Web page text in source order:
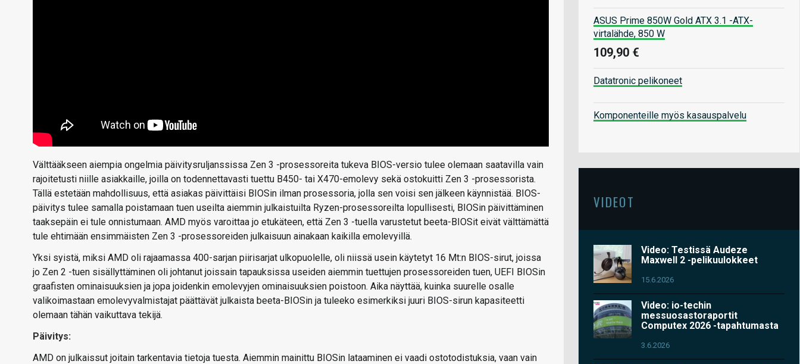
Välttääkseen aiempia ongelmia päivitysruljanssissa Zen 3 -prosessoreita tukeva BIOS-versio tulee olemaan saatavilla vain
rajoitetusti niille asiakkaille, joilla on todennettavasti tuettu B450- tai X470-emolevy sekä ostokuitti Zen 3 -prosessorista.
Tällä estetään mahdollisuus, että asiakas päivittäisi BIOSin ilman prosessoria, jolla sen voisi sen jälkeen käynnistää. BIOS-
päivitys tulee samalla poistamaan tuen useilta aiemmin julkaistuilta Ryzen-prosessoreilta lopullisesti, BIOSin päivittäminen
taaksepäin ei tule onnistumaan. AMD myös varoittaa jo etukäteen, että Zen 3 -tuella varustetut beeta-BIOSit eivät välttämättä
tule ehtimään ensimmäisten Zen 3 -prosessoreiden julkaisuun ainakaan kaikilla emolevyillä.
Yksi syistä, miksi AMD oli rajaamassa 400-sarjan piirisarjat ulkopuolelle, oli niissä usein käytetyt 16 Mt:n BIOS-sirut, joissa
jo Zen 2 -tuen sisällyttäminen oli johtanut joissain tapauksissa useiden aiemmin tuettujen prosessoreiden tuen, UEFI BIOSin
graafisten ominaisuuksien ja jopa joidenkin emolevyjen ominaisuuksien poistoon. Aika näyttää, kuinka suurelle osalle
valikoimastaan emolevyvalmistajat päättävät julkaista beeta-BIOSin ja tuleeko esimerkiksi juuri BIOS-sirun kapasiteetti
olemaan tähän vaikuttava tekijä.
Päivitys:
AMD on julkaissut joitain tarkentavia tietoja tuesta. Aiemmin mainittu BIOSin lataaminen ei vaadi ostotodistuksia, vaan vain
ASUS Prime 850W Gold ATX 3.1 -ATX-
virtalähde, 850 W
109,90 €
Datatronic pelikoneet
Komponenteille myös kasauspalvelu
VIDEOT
Video: Testissä Audeze
Maxwell 2 -pelikuulokkeet
15.6.2026
Video: io-techin
messuosastoraportit
Computex 2026 -tapahtumasta
3.6.2026